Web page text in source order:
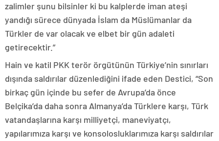
zalimler şunu bilsinler ki bu kalplerde iman ateşi
yandığı sürece dünyada İslam da Müslümanlar da
Türkler de var olacak ve elbet bir gün adaleti
getirecektir.”
Hain ve katil PKK terör örgütünün Türkiye’nin sınırları
dışında saldırılar düzenlediğini ifade eden Destici, “Son
birkaç gün içinde bu sefer de Avrupa’da önce
Belçika’da daha sonra Almanya’da Türklere karşı, Türk
vatandaşlarına karşı milliyetçi, maneviyatçı,
yapılarımıza karşı ve konsolosluklarımıza karşı saldırılar